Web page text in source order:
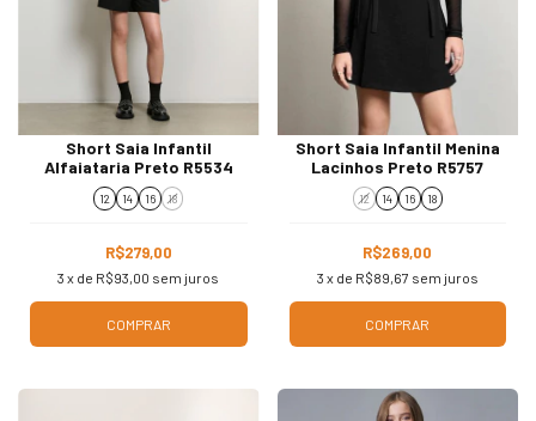
Short Saia Infantil
Alfaiataria Preto R5534
12 14 16 18
R$279,00
3 x de R$93,00 sem juros
COMPRAR
Short Saia Infantil Menina
Lacinhos Preto R5757
12 14 16 18
R$269,00
3 x de R$89,67 sem juros
COMPRAR